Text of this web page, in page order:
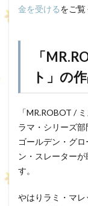
金を受けるをご覧
「
ト」の
「MR.ROBOT /
ラマ・シリーズ部
ゴールデン・グ
ン・スレーター
す。
やはりラミ・マ